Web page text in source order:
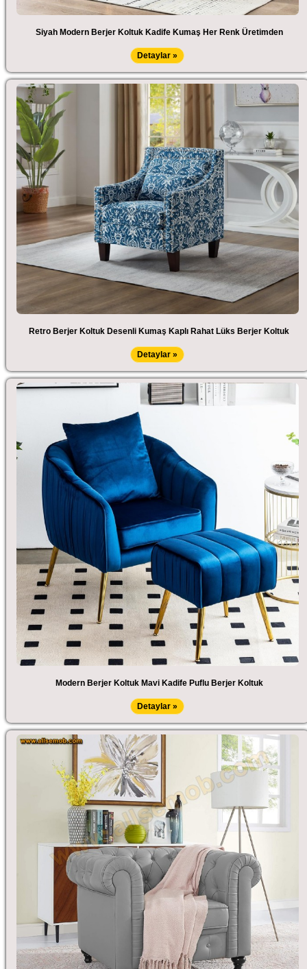
Siyah Modern Berjer Koltuk Kadife Kumaş Her Renk Üretimden
Detaylar »
Retro Berjer Koltuk Desenli Kumaş Kaplı Rahat Lüks Berjer Koltuk
Detaylar »
Modern Berjer Koltuk Mavi Kadife Puflu Berjer Koltuk
Detaylar »